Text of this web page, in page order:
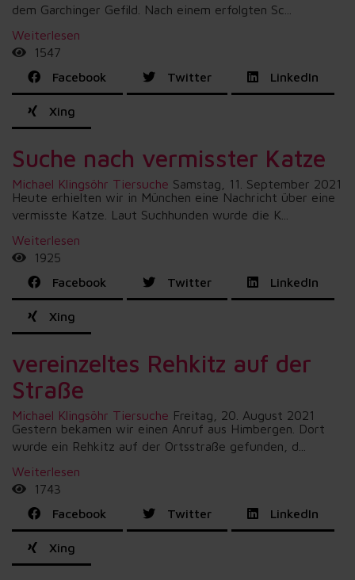
dem Garchinger Gefild. Nach einem erfolgten Sc...
Weiterlesen
1547
Facebook
Twitter LinkedIn
Xing
Suche nach vermisster Katze
Michael Klingsöhr Tiersuche Samstag, 11. September 2021
Heute erhielten wir in München eine Nachricht über eine
vermisste Katze. Laut Suchhunden wurde die K...
Weiterlesen
1925
Facebook
Twitter LinkedIn
Xing
vereinzeltes Rehkitz auf der
Straße
Michael Klingsöhr Tiersuche Freitag, 20. August 2021
Gestern bekamen wir einen Anruf aus Himbergen. Dort
wurde ein Rehkitz auf der Ortsstraße gefunden, d...
Weiterlesen
1743
Facebook
Twitter LinkedIn
Xing